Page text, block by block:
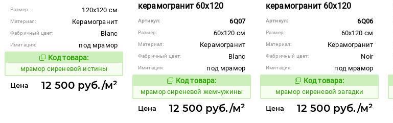
Размер: 120x120 см
Материал: Керамогранит
Фабричный цвет: Blanc
Имитация:
под мрамор
Код товара:
1073286Код товара:
мрамор сиреневой истины
Цена 12 500 руб./м²
керамогранит 60x120
Артикул: 6Q07
Размер: 60x120 см
Материал: Керамогранит
Фабричный цвет: Blanc
Имитация:
под мрамор
Код товара:
1073276Код товара:
мрамор сиреневой жемчужины
Цена 12 500 руб./м²
керамогранит 60x120
Артикул: 6Q06
Размер: 60x120 см
Материал: Керамогранит
Фабричный цвет: Noir
Имитация:
под мрамор
Код товара:
1073277Код товара:
мрамор сиреневой загадки
Цена 12 500 руб./м²